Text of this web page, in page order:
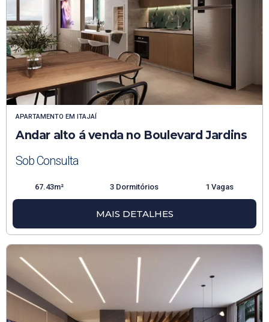
APARTAMENTO EM ITAJAÍ
Andar alto á venda no Boulevard Jardins
Sob Consulta
67.43m² 3 Dormitórios 1 Vagas
MAIS DETALHES